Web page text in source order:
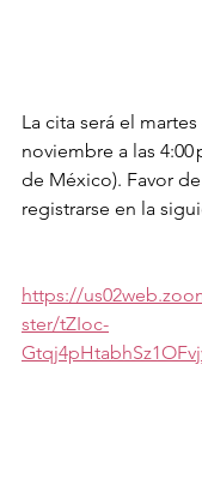
La cita será el
noviembre a las 4:00
de México). Favor
registrarse en la
https://
ster/tZIoc-